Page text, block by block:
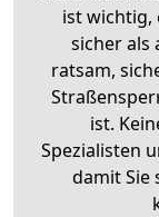
ist wichtig,
sicher als
ratsam,
ist.
Spezialisten
damit Sie